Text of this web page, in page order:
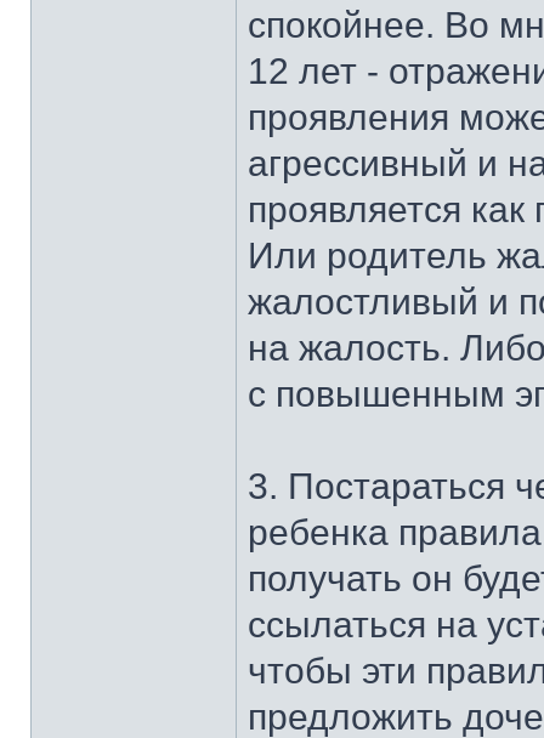
спокойнее. Во
12 лет -
проявления
агрессивный и
проявляется
Или родитель
жалостливый и
на жалость.
с повышенным
3. Постараться
ребенка
получать он
ссылаться на
чтобы эти
предложить